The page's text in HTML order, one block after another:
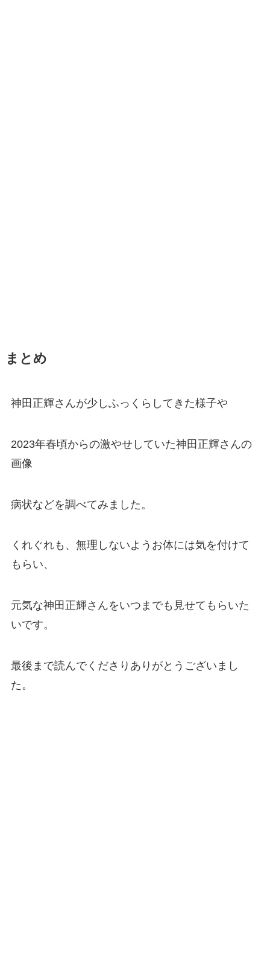
まとめ
神田正輝さんが少しふっくらしてきた様子や
2023年春頃からの激やせしていた神田正輝さんの
画像
病状などを調べてみました。
くれぐれも、無理しないようお体には気を付けて
もらい、
元気な神田正輝さんをいつまでも見せてもらいた
いです。
最後まで読んでくださりありがとうございまし
た。